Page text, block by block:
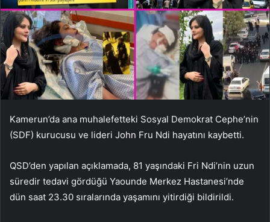
Kamerun’da ana muhalefetteki Sosyal Demokrat Cephe’nin
(SDF) kurucusu ve lideri John Fru Ndi hayatını kaybetti.
QSD’den yapılan açıklamada, 81 yaşındaki Fri Ndi’nin uzun
süredir tedavi gördüğü Yaounde Merkez Hastanesi’nde
dün saat 23.30 sıralarında yaşamını yitirdiği bildirildi.